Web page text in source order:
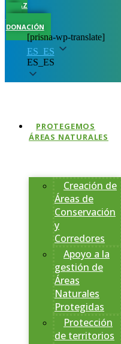
HAZ
UNA
DONACIÓN
[prisna-wp-translate]
ES_ES
ES_ES
PROTEGEMOS
ÁREAS NATURALES
Creación de
Áreas de
Conservación
y
Corredores
Apoyo a la
gestión de
Áreas
Naturales
Protegidas
Protección
de territorios